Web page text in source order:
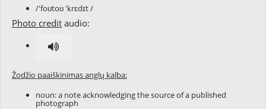
/'foʊtoʊ 'krɛdɪt /
Photo credit audio:
Žodžio paaiškinimas anglų kalba:
noun: a note acknowledging the source of a published
photograph